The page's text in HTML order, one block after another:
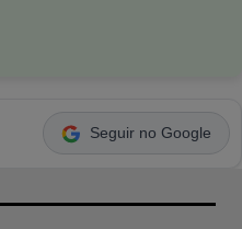
Seguir no Google